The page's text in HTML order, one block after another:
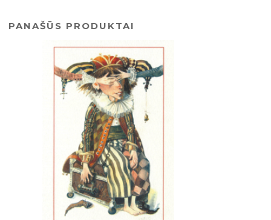
PANAŠŪS PRODUKTAI